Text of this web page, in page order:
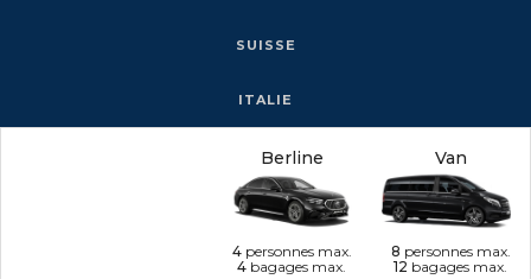
SUISSE
ITALIE
Berline
4personnes max.
4 bagages max.
Van
8 personnes max.
12 bagages max.